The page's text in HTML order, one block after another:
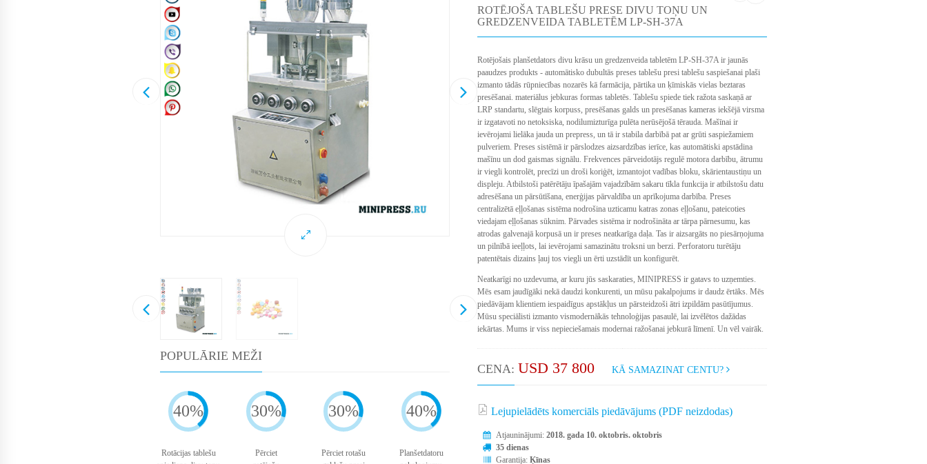
POPULĀRIE MEŽI
40%
Rotācijas tablešu
30%
Pērciet
30%
Pērciet rotašu
40%
Planšetdatoru
ROTĒJOŠA TABLEŠU PRESE DIVU TOŅU UN
GREDZENVEIDA TABLETĒM LP-SH-37A
Rotējošais planšetdators divu krāsu un gredzenveida tabletēm LP-SH-37A ir jaunās
paaudzes produkts - automātisko dubultās preses tablešu presi tablešu saspiešanai plaši
izmanto tādās rūpniecības nozarēs kā farmācija, pārtika un ķīmiskās vielas beztaras
presēšanai. materiālus jebkuras formas tabletēs. Tablešu spiede tiek ražota saskaņā ar
LRP standartu, slēgtais korpuss, presēšanas galds un presēšanas kameras iekšējā virsma
ir izgatavoti no netoksiska, nodilumizturīga pulēta nerūsējošā tērauda. Mašīnai ir
ievērojami lielāka jauda un prepress, un tā ir stabila darbībā pat ar grūti saspiežamiem
pulveriem. Preses sistēmā ir pārslodzes aizsardzības ierīce, kas automātiski apstādina
mašīnu un dod gaismas signālu. Frekvences pārveidotājs regulē motora darbību, ātrumu
ir viegli kontrolēt, precīzi un droši koriģēt, izmantojot vadības bloku, skārientaustiņu un
displeju. Atbilstoši patērētāju īpašajām vajadzībām sakaru tīkla funkcija ir atbilstošu datu
adresēšana un pārsūtīšana, enerģijas pārvaldība un aprīkojuma darbība. Preses
centralizētā eļļošanas sistēma nodrošina uzticamu katras zonas eļļošanu, pateicoties
viedajam eļļošanas sūknim. Pārvades sistēma ir nodrošināta ar tārpa pārnesumu, kas
atrodas galvenajā korpusā un ir preses neatkarīga daļa. Tas ir aizsargāts no piesārņojuma
un pilnībā ieeļļots, lai ievērojami samazinātu troksni un berzi. Perforatoru turētāju
patentētais dizains ļauj tos viegli un ērti uzstādīt un konfigurēt.
Neatkarīgi no uzdevuma, ar kuru jūs saskaraties, MINIPRESS ir gatavs to uzņemties.
Mēs esam jaudīgāki nekā daudzi konkurenti, un mūsu pakalpojums ir daudz ērtāks. Mēs
piedāvājam klientiem iespaidīgus apstākļus un pārsteidzoši ātri izpildām pasūtījumus.
Mūsu speciālisti izmanto vismodernākās tehnoloģijas pasaulē, lai izvēlētos dažādas
iekārtas. Mums ir viss nepieciešamais modernai ražošanai jebkurā līmenī. Un vēl vairāk.
CENA: USD 37 800 KĀ SAMAZINAT CENTU?
Lejupielādēts komerciāls piedāvājums (PDF neizdodas)
Atjauninājumi: 2018. gada 10. oktobris. oktobris
35 dienas
Garantija: Ķīnas